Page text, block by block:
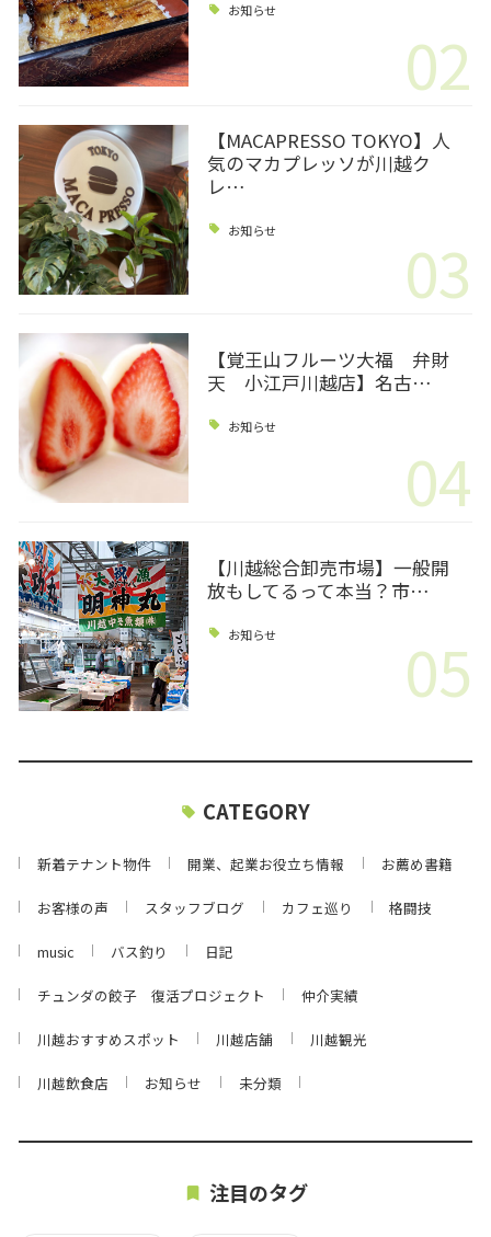
お知らせ
02
【MACAPRESSO TOKYO】人
気のマカプレッソが川越ク
レ…
お知らせ 03
【覚王山フルーツ大福 弁財
天 小江戸川越店】名古…
お知らせ
04
【川越総合卸売市場】一般開
放もしてるって本当？市…
お知らせ 05
CATEGORY
新着テナント物件 開業、起業お役立ち情報 お薦め書籍
お客様の声 スタッフブログ カフェ巡り 格闘技
music バス釣り 日記
チュンダの餃子 復活プロジェクト 仲介実績
川越おすすめスポット 川越店舗 川越観光
川越飲食店 お知らせ 未分類
注目のタグ